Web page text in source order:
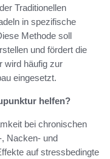
Traditionellen
in spezifische
Methode soll
und fördert die
wird häufig zur
eingesetzt.
helfen?
bei chronischen
Nacken- und
auf stressbedingte